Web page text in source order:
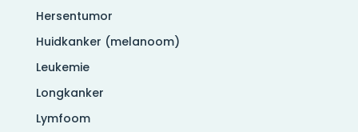
Hersentumor
Huidkanker (melanoom)
Leukemie
Longkanker
Lymfoom